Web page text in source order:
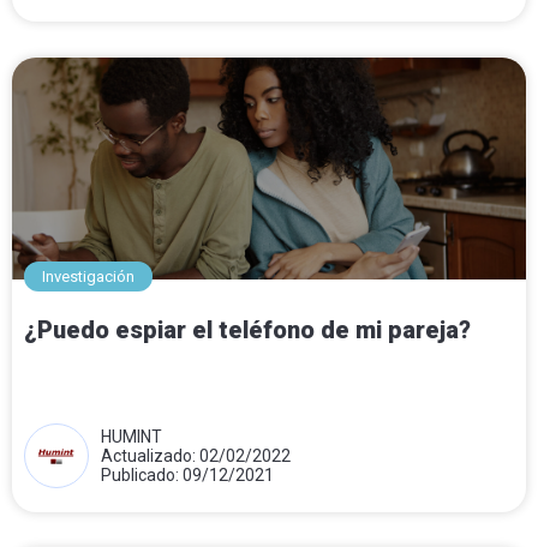
Investigación
¿Puedo espiar el teléfono de mi pareja?
HUMINT
Actualizado: 02/02/2022
Publicado: 09/12/2021